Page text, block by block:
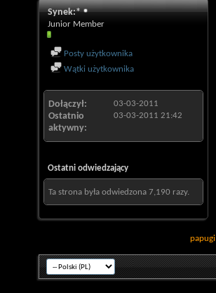
Synek:*
Junior Member
Posty użytkownika
Wątki użytkownika
Dołączył 03-03-2011
Ostatnio
aktywny
03-03-2011 21:42
Ostatni odwiedzający
Ta strona była odwiedzona 7,190 razy.
papugi